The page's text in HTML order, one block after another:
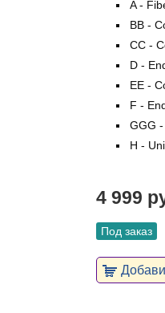
A -
BB -
CC -
D -
EE -
F -
GGG
H -
4 999
Под заказ